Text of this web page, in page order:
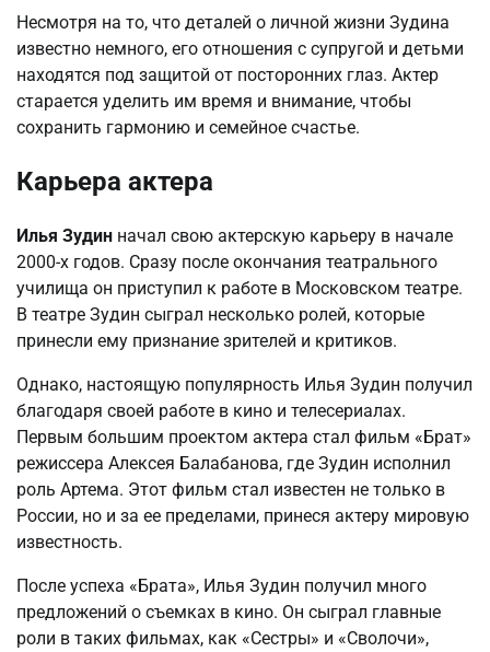
Несмотря на то, что деталей о личной жизни Зудина
известно немного, его отношения с супругой и детьми
находятся под защитой от посторонних глаз. Актер
старается уделить им время и внимание, чтобы
сохранить гармонию и семейное счастье.
Карьера актера
Илья Зудин начал свою актерскую карьеру в начале
2000-х годов. Сразу после окончания театрального
училища он приступил к работе в Московском театре.
В театре Зудин сыграл несколько ролей, которые
принесли ему признание зрителей и критиков.
Однако, настоящую популярность Илья Зудин получил
благодаря своей работе в кино и телесериалах.
Первым большим проектом актера стал фильм «Брат»
режиссера Алексея Балабанова, где Зудин исполнил
роль Артема. Этот фильм стал известен не только в
России, но и за ее пределами, принеся актеру мировую
известность.
После успеха «Брата», Илья Зудин получил много
предложений о съемках в кино. Он сыграл главные
роли в таких фильмах, как «Сестры» и «Сволочи»,